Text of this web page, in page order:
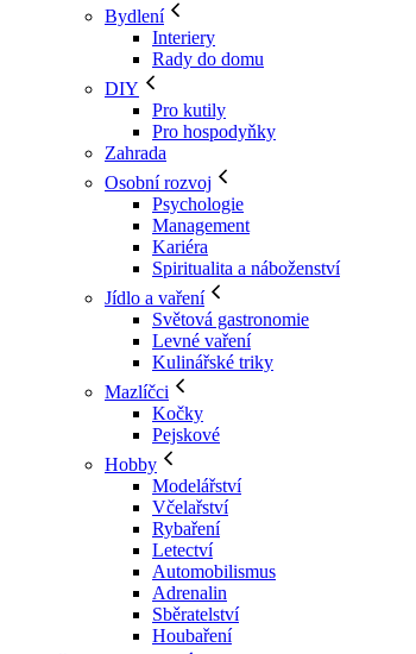
Bydlení
Interiery
Rady do domu
DIY
Pro kutily
Pro hospodyňky
Zahrada
Osobní rozvoj
Psychologie
Management
Kariéra
Spiritualita a náboženství
Jídlo a vaření
Světová gastronomie
Levné vaření
Kulinářské triky
Mazlíčci
Kočky
Pejskové
Hobby
Modelářství
Včelařství
Rybaření
Letectví
Automobilismus
Adrenalin
Sběratelství
Houbaření